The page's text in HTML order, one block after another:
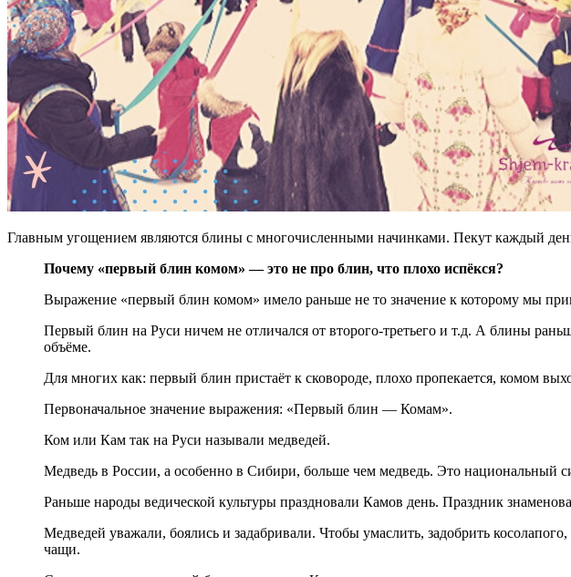
Главным угощением являются блины с многочисленными начинками. Пекут каждый
Почему «первый блин комом» — это не про блин, что плохо испёкся?
Выражение «первый блин комом» имело раньше не то значение к которому мы
Первый блин на Руси ничем не отличался от второго-третьего и т.д. А блины
объёме.
Для многих как: первый блин пристаёт к сковороде, плохо пропекается, комом
Первоначальное значение выражения: «Первый блин — Комам».
Ком или Кам так на Руси называли медведей.
Медведь в России, а особенно в Сибири, больше чем медведь. Это национальный
Раньше народы ведической культуры праздновали Камов день. Праздник
Медведей уважали, боялись и задабривали. Чтобы умаслить, задобрить
чащи.